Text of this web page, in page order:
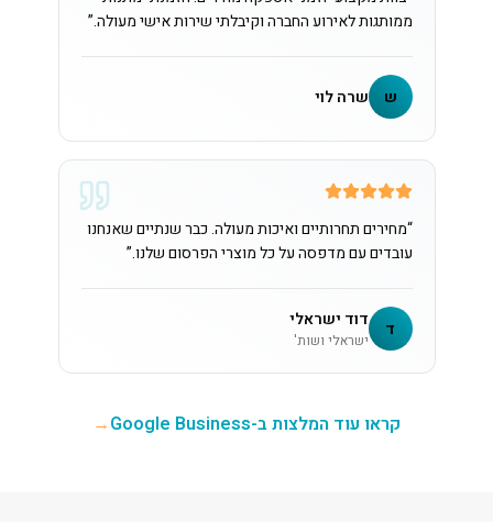
ממותגות לאירוע החברה וקיבלתי שירות אישי מעולה.”
ש שרה לוי
“מחירים תחרותיים ואיכות מעולה. כבר שנתיים שאנחנו
עובדים עם מדפסה על כל מוצרי הפרסום שלנו.”
ד דוד ישראלי
ישראלי ושות'
קראו עוד המלצות ב-Google Business →